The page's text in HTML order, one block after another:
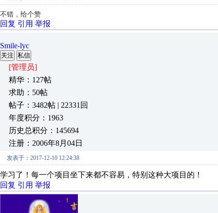
不错，给个赞
回复 引用 举报
Smile-lyc
关注 私信
[管理员]
精华：127帖
求助：50帖
帖子：3482帖 | 22331回
年度积分：1963
历史总积分：145694
注册：2006年8月04日
发表于：2017-12-10 12:24:38
学习了！每一个项目坐下来都不容易，特别这种大项目的！
回复 引用 举报